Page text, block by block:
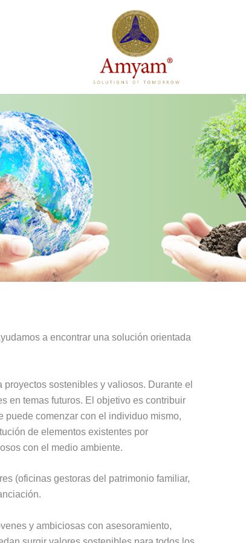
a encontrar una solución orientada
sostenibles y valiosos. Durante el
en temas futuros. El objetivo es contribuir
puede comenzar con el individuo mismo,
de elementos existentes por
con el medio ambiente.
(oficinas gestoras del patrimonio familiar,
y ambiciosas con asesoramiento,